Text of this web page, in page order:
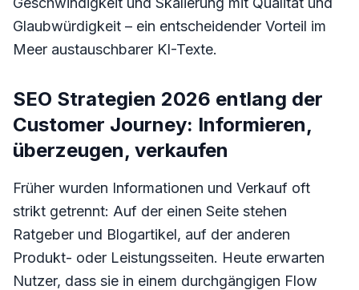
Glaubwürdigkeit – ein entscheidender Vorteil im
Meer austauschbarer KI-Texte.
SEO Strategien 2026 entlang der
Customer Journey: Informieren,
überzeugen, verkaufen
Früher wurden Informationen und Verkauf oft
strikt getrennt: Auf der einen Seite stehen
Ratgeber und Blogartikel, auf der anderen
Produkt- oder Leistungsseiten. Heute erwarten
Nutzer, dass sie in einem durchgängigen Flow